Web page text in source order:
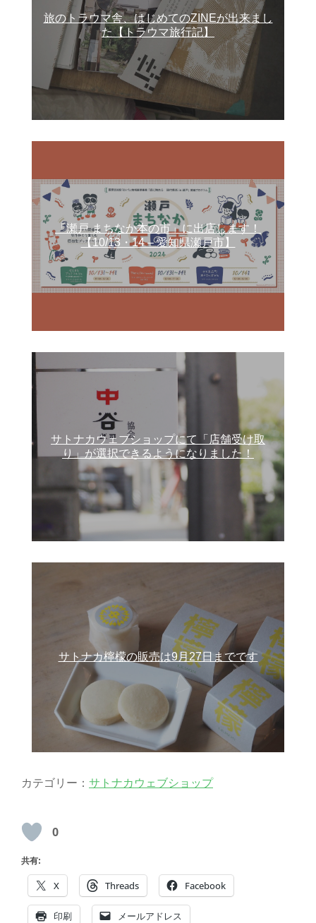
旅のトラウマ舎、はじめてのZINEが出来まし
た【トラウマ旅行記】
「瀬戸 まちなか本の市」に出店します！
【10/13・14 – 愛知県瀬戸市】
サトナカウェブショップにて「店舗受け取
り」が選択できるようになりました！
サトナカ檸檬の販売は9月27日までです
カテゴリー： サトナカウェブショップ
0
共有:
X Threads Facebook
印刷 メールアドレス